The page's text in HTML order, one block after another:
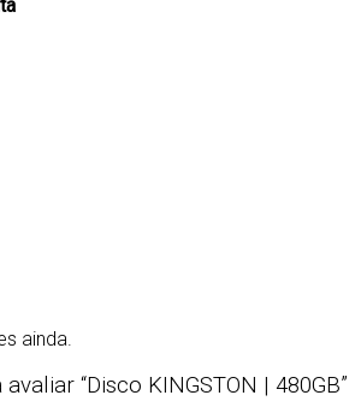
ainda.
“Disco KINGSTON | 480GB”